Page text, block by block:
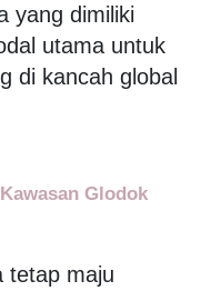
yang dimiliki
utama untuk
di kancah global
Glodok
tetap maju